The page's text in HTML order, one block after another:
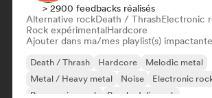
> 2900 feedbacks réalisés
Alternative rockDeath / ThrashElectronic
Rock expérimentalHardcore
Ajouter dans ma/mes playlist(s)
Death / Thrash Hardcore
Melodic metal
Metal / Heavy metal
Noise
Electronic
Progressive rock
Psychedelic rock